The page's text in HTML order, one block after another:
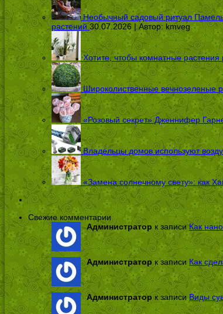
Необычный садовый ритуал Памелы
растений 30.07.2026 | Автор: kmveg
Хотите, чтобы комнатные
Широколиственные вечнозеленые
«Розовый секрет» Дженнифер
Владельцы домов используют
«Замена солнечному свету»: как
Свежие комментарии
Администратор к записиКак
Администраторк записи Как
Администратор к записиВиды